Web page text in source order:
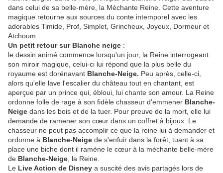
dans celui de sa belle-mère, la Méchante Reine. Cette aventure
magique retourne aux sources du conte intemporel avec les
adorables Timide, Prof, Simplet, Grincheux, Joyeux, Dormeur et
Atchoum.
Un petit retour sur Blanche neige :
le dessin animé commence lorsqu'un jour, la Reine interrogeant
son miroir magique, celui-ci lui répond que la plus belle du
royaume est dorénavant Blanche-Neige. Peu après, celle-ci,
alors qu'elle lave l'escalier du château tout en chantant, est
aperçue par un prince qui, ébloui, lui chante son amour. La Reine
ordonne folle de rage à son fidèle chasseur d'emmener Blanche-
Neige dans les bois et de la tuer. Pour preuve de la mort, elle lui
demande de ramener son cœur dans un coffret à bijoux. Le
chasseur ne peut pas accomplir ce que la reine lui à demander et
ordonne à Blanche-Neige de s'enfuir dans la forêt, tuant à sa
place une biche dont il ramène le cœur à la méchante belle-mère
de Blanche-Neige , la Reine.
Le Live Action de Disney a suscité des avis partagés lors de